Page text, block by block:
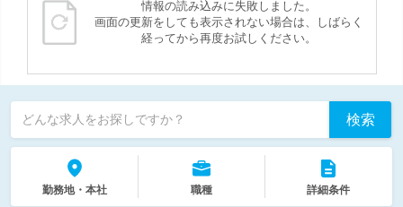
情報の読み込みに失敗しました。
画面の更新をしても表示されない場合は、しばらく
経ってから再度お試しください。
どんな求人をお探しですか？ 検索
勤務地・本社 職種 詳細条件